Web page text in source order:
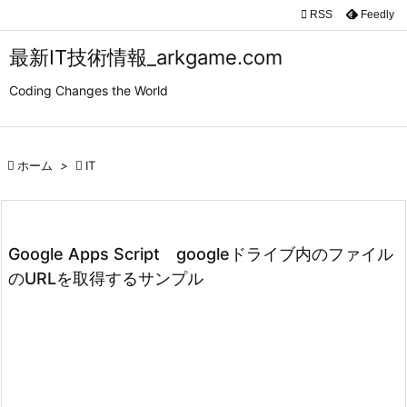
最新IT技術情報_arkgame.com
Coding Changes the World


検索
 RSS Feedly
 ホーム >  IT
Google Apps Script googleドライブ内のファイル
のURLを取得するサンプル